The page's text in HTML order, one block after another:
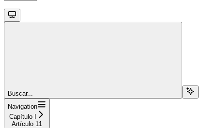
Buscar...
Navigation
Capítulo I
Artículo 11